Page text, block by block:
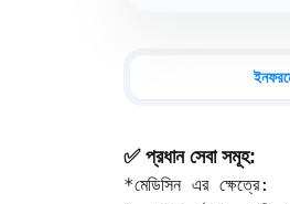
✅ প্রধান সেবা সমূহ:
*মেডিসিন এর ক্ষেত্রে: